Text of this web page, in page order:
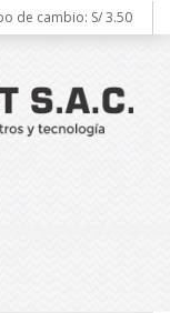
de cambio: S/ 3.50